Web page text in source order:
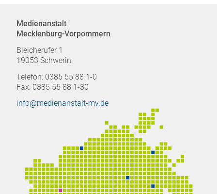
Medienanstalt
Mecklenburg-Vorpommern
Bleicherufer 1
19053 Schwerin
Telefon: 0385 55 88 1-0
Fax: 0385 55 88 1-30
info@medienanstalt-mv.de